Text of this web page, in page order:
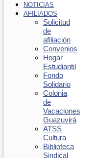
NOTICIAS
AFILIADOS
Solicitud
de
afiliación
Convenios
Hogar
Estudiantil
Fondo
Solidario
Colonia
de
Vacaciones
Guazuvirá
ATSS
Cultura
Biblioteca
Sindical